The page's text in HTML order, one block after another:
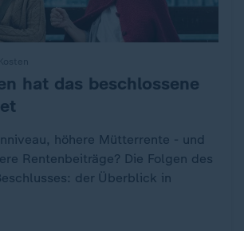
hat das beschlossene
höhere Mütterrente - und
Rentenbeiträge? Die Folgen des
der Überblick in